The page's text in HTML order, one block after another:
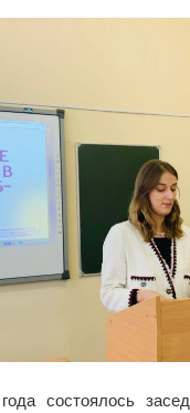
состоялось